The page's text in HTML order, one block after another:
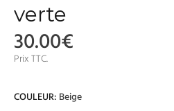
verte
30.00€
Prix TTC.
COULEUR: Beige